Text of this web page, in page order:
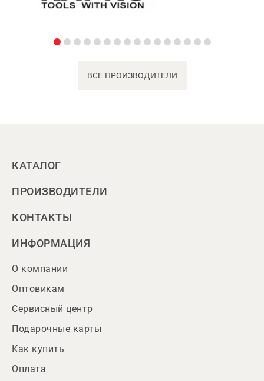
ВСЕ ПРОИЗВОДИТЕЛИ
КАТАЛОГ
ПРОИЗВОДИТЕЛИ
КОНТАКТЫ
ИНФОРМАЦИЯ
О компании
Оптовикам
Сервисный центр
Подарочные карты
Как купить
Оплата